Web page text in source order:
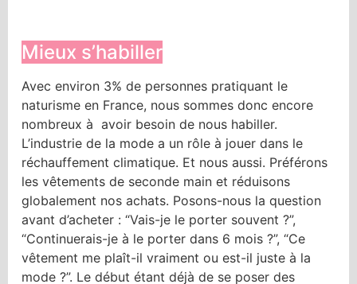
Mieux s’habiller
Avec environ 3% de personnes pratiquant le
naturisme en France, nous sommes donc encore
nombreux à avoir besoin de nous habiller.
L’industrie de la mode a un rôle à jouer dans le
réchauffement climatique. Et nous aussi. Préférons
les vêtements de seconde main et réduisons
globalement nos achats. Posons-nous la question
avant d’acheter : “Vais-je le porter souvent ?”,
“Continuerais-je à le porter dans 6 mois ?”, “Ce
vêtement me plaît-il vraiment ou est-il juste à la
mode ?”. Le début étant déjà de se poser des